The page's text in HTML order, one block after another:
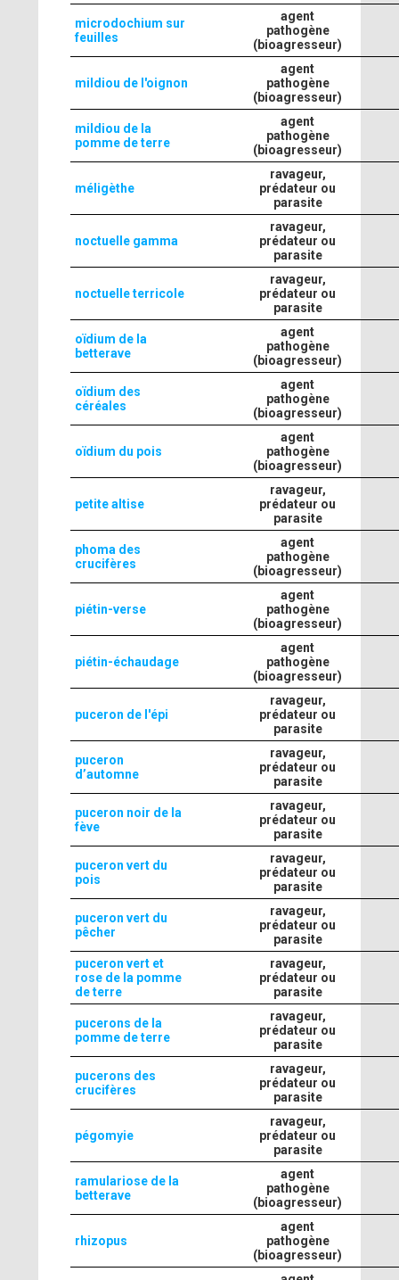
microdochium sur
feuilles
agent
pathogène
(bioagresseur)
mildiou de l'oignon
agent
pathogène
(bioagresseur)
mildiou de la
pomme de terre
agent
pathogène
(bioagresseur)
méligèthe
ravageur,
prédateur ou
parasite
noctuelle gamma
ravageur,
prédateur ou
parasite
noctuelle terricole
ravageur,
prédateur ou
parasite
oïdium de la
betterave
agent
pathogène
(bioagresseur)
oïdium des
céréales
agent
pathogène
(bioagresseur)
oïdium du pois
agent
pathogène
(bioagresseur)
petite altise
ravageur,
prédateur ou
parasite
phoma des
crucifères
agent
pathogène
(bioagresseur)
piétin-verse
agent
pathogène
(bioagresseur)
piétin-échaudage
agent
pathogène
(bioagresseur)
puceron de l'épi
ravageur,
prédateur ou
parasite
puceron
d’automne
ravageur,
prédateur ou
parasite
puceron noir de la
fève
ravageur,
prédateur ou
parasite
puceron vert du
pois
ravageur,
prédateur ou
parasite
puceron vert du
pêcher
ravageur,
prédateur ou
parasite
puceron vert et
rose de la pomme
de terre
ravageur,
prédateur ou
parasite
pucerons de la
pomme de terre
ravageur,
prédateur ou
parasite
pucerons des
crucifères
ravageur,
prédateur ou
parasite
pégomyie
ravageur,
prédateur ou
parasite
ramulariose de la
betterave
agent
pathogène
(bioagresseur)
rhizopus
agent
pathogène
(bioagresseur)